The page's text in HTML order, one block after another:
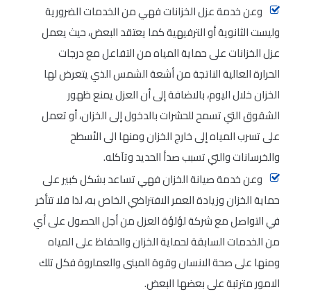
وعن خدمة عزل الخزانات فهي من الخدمات الضرورية
وليست الثانوية أو الترفيهية كما يعتقد البعض، حيث يعمل
عزل الخزانات على حماية المياه من التفاعل مع درجات
الحرارة العالية الناتجة من أشعة الشمس الذي يتعرض لها
الخزان خلال اليوم، بالاضافة إلى أن العزل يمنع ظهور
الشقوق التي تسمح للحشرات بالدخول إلى الخزان، أو تعمل
على تسرب المياه إلى خارج الخزان ومنها الى الأسطح
والخرسانات والتي تسبب صدأ الحديد وتآكله.
وعن خدمة صيانة الخزان فهي تساعد بشكل كبير على
حماية الخزان وزيادة العمر الافتراضي الخاص به، لذا فلا تتأخر
في التواصل مع شركة لؤلؤة العزل من أجل الحصول على أي
من الخدمات السابقة لحماية الخزان والحفاظ على المياه
ومنها على صحة الانسان وقوة المبنى والعماروة فكل تلك
الامور مترتبة على بعضها البعض.